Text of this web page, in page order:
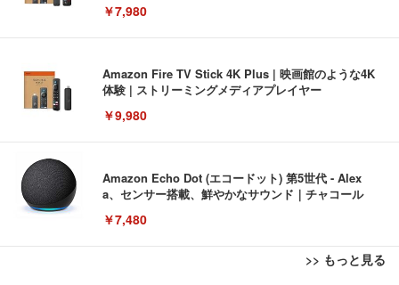
￥7,980
Amazon Fire TV Stick 4K Plus | 映画館のような4K
体験 | ストリーミングメディアプレイヤー
￥9,980
Amazon Echo Dot (エコードット) 第5世代 - Alex
a、センサー搭載、鮮やかなサウンド｜チャコール
￥7,480
>> もっと見る